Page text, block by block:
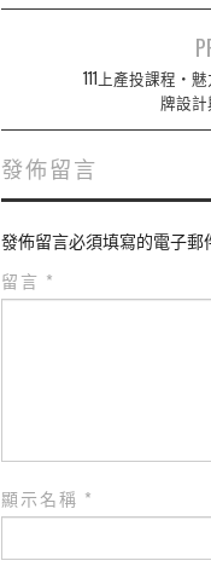
navigation111上產投課程‧
牌設
發佈留言
發佈留言必須填寫的電子郵
留言 *
顯示名稱 *